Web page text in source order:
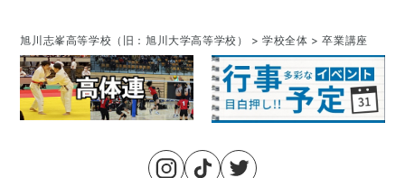
旭川志峯高等学校（旧：旭川大学高等学校） >学校全体 >卒業講座